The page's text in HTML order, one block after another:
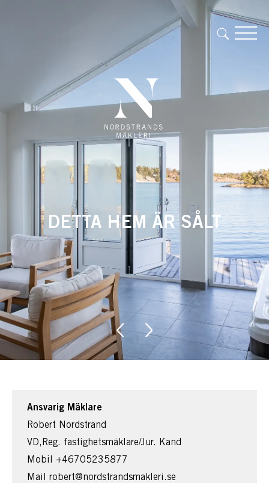
DETTA HEM ÄR SÅLT
Ansvarig Mäklare
Robert Nordstrand
VD,Reg. fastighetsmäklare/Jur. Kand
Mobil +46705235877
Mail robert@nordstrandsmakleri.se